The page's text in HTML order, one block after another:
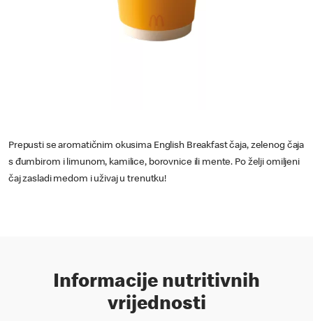
Prepusti se aromatičnim okusima English Breakfast čaja, zelenog čaja
s đumbirom i limunom, kamilice, borovnice ili mente. Po želji omiljeni
čaj zasladi medom i uživaj u trenutku!
Informacije nutritivnih
vrijednosti